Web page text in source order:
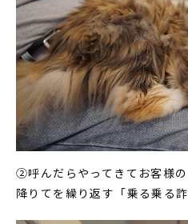
②呼んだらやってきてお客様
降りてを繰り返す「乗る乗る